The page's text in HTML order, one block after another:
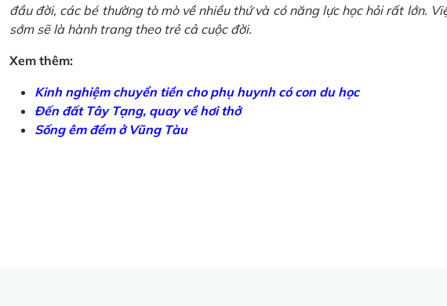
đầu đời, các bé thường tò mò về nhiều thứ và có năng lực học hỏi rất lớn.
sớm sẽ là hành trang theo trẻ cả cuộc đời.
Xem thêm:
Kinh nghiệm chuyển tiền cho phụ huynh có con du học
Đến đất Tây Tạng, quay về hơi thở
Sống êm đềm ở Vũng Tàu